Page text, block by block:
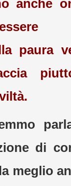
anche
paura
di
meglio